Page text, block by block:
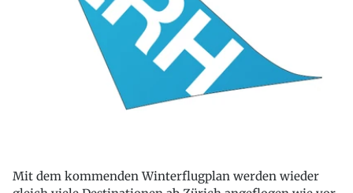
Mit dem kommenden Winterflugplan werden wieder